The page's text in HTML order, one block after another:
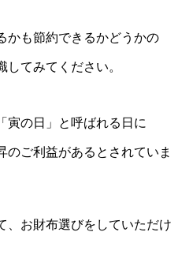
かも節約できるかどうかの
てみてください。
寅の日」と呼ばれる日に
のご利益があるとされていま
、お財布選びをしていただけ